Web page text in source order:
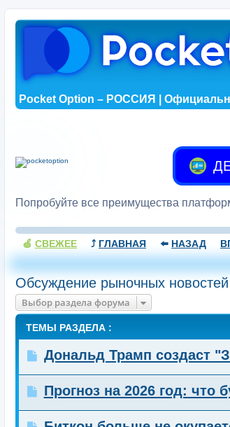
Pocket Option – РОССИЯ |
Попробуйте все преимущества
🍏 СВЕЖЕЕ ⤴️ ГЛАВНАЯ ⬅️ НАЗАД
Обсуждение рыночных новостей
Выбор раздела форума
ТЕМЫ РАЗДЕЛА :
Дональд Трамп создаст
Прогноз на 2026 год: что